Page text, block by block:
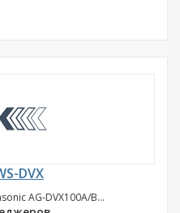
DVX
AG-DVX100A/B...